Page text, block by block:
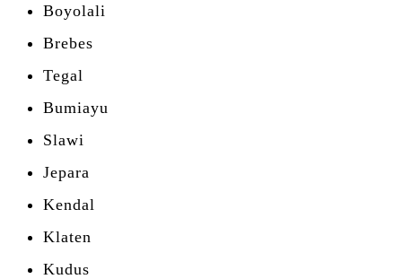
Boyolali
Brebes
Tegal
Bumiayu
Slawi
Jepara
Kendal
Klaten
Kudus